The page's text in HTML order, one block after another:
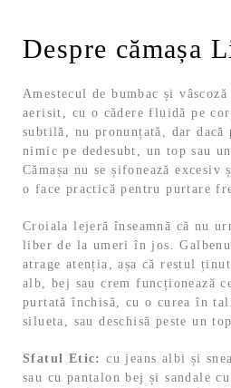
Despre cămașa
Amestecul de bumbac și
aerisit, cu o cădere fluidă pe
subtilă, nu pronunțată, dar dacă
nimic pe dedesubt, un top sau
Cămașa nu se șifonează excesiv
o face practică pentru purtare
Croiala lejeră înseamnă că nu
liber de la umeri în jos.
atrage atenția, așa că restul
alb, bej sau crem funcționează
purtată închisă, cu o curea în
silueta, sau deschisă peste un
Sfatul Etic: cu jeans albi și
sau cu pantalon bej și sandale